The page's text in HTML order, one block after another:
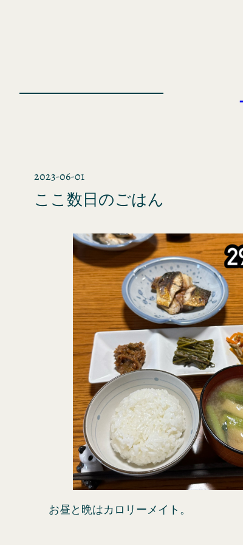
2023-06-01
ここ数日のごはん
お昼と晩はカロリーメイト。